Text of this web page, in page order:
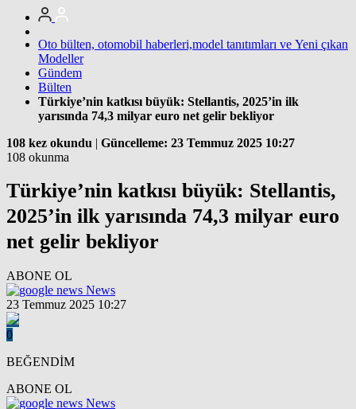
Oto bülten, otomobil haberleri,model tanıtımları ve Yeni çıkan
Modeller
Gündem
Bülten
Türkiye’nin katkısı büyük: Stellantis, 2025’in ilk
yarısında 74,3 milyar euro net gelir bekliyor
108 kez okundu | Güncelleme: 23 Temmuz 2025 10:27
108 okunma
Türkiye’nin katkısı büyük: Stellantis,
2025’in ilk yarısında 74,3 milyar euro
net gelir bekliyor
ABONE OL
News
23 Temmuz 2025 10:27
0
BEĞENDİM
ABONE OL
News